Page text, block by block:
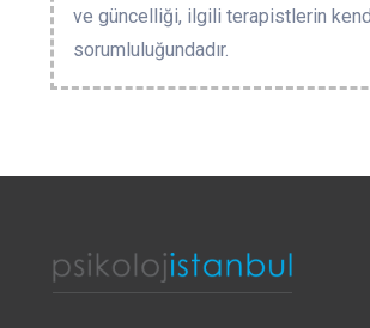
ve güncelliği, ilgili terapistlerin
sorumluluğundadır.